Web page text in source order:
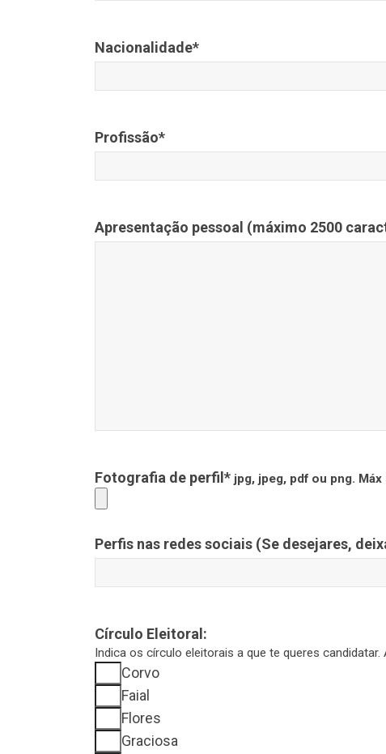
Nacionalidade*
Profissão*
Apresentação pessoal (máximo 2500
Fotografia de perfil* jpg, jpeg, pdf ou png. Máx
Perfis nas redes sociais (Se desejares,
Círculo Eleitoral:
Indica os círculo eleitorais a que te queres
Corvo
Faial
Flores
Graciosa